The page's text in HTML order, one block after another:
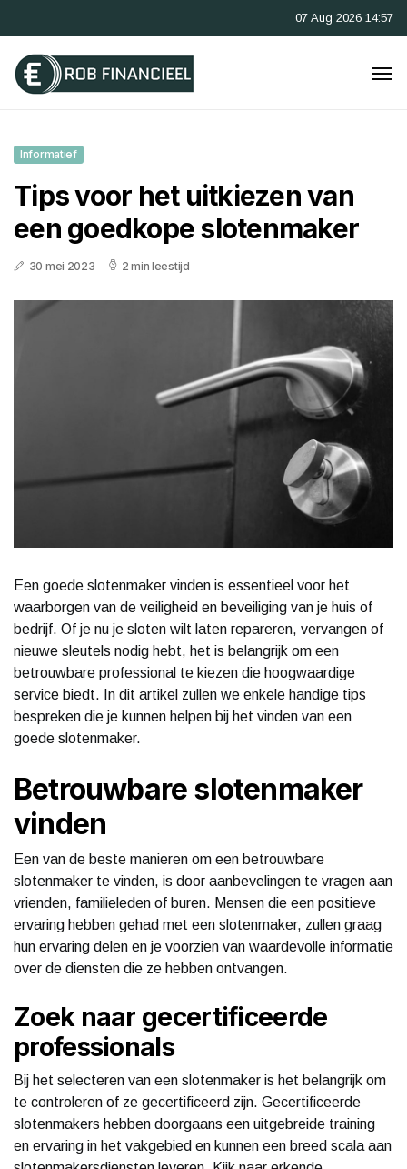
07 Aug 2026 14:57
Informatief
Tips voor het uitkiezen van
een goedkope slotenmaker
30 mei 2023 2 min leestijd
Een goede slotenmaker vinden is essentieel voor het
waarborgen van de veiligheid en beveiliging van je huis of
bedrijf. Of je nu je sloten wilt laten repareren, vervangen of
nieuwe sleutels nodig hebt, het is belangrijk om een
betrouwbare professional te kiezen die hoogwaardige
service biedt. In dit artikel zullen we enkele handige tips
bespreken die je kunnen helpen bij het vinden van een
goede slotenmaker.
Betrouwbare slotenmaker
vinden
Een van de beste manieren om een betrouwbare
slotenmaker te vinden, is door aanbevelingen te vragen aan
vrienden, familieleden of buren. Mensen die een positieve
ervaring hebben gehad met een slotenmaker, zullen graag
hun ervaring delen en je voorzien van waardevolle informatie
over de diensten die ze hebben ontvangen.
Zoek naar gecertificeerde
professionals
Bij het selecteren van een slotenmaker is het belangrijk om
te controleren of ze gecertificeerd zijn. Gecertificeerde
slotenmakers hebben doorgaans een uitgebreide training
en ervaring in het vakgebied en kunnen een breed scala aan